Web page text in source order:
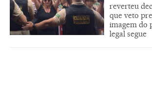
reverteu
que veto
imagem do
legal segue